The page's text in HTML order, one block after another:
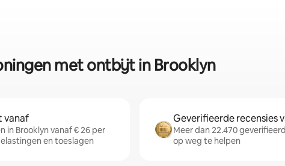
met ontbijt in Brooklyn
vanaf
in Brooklyn vanaf € 26 per
en toeslagen
Geverifieerde recensies
Meer dan 22.470
op weg te helpen